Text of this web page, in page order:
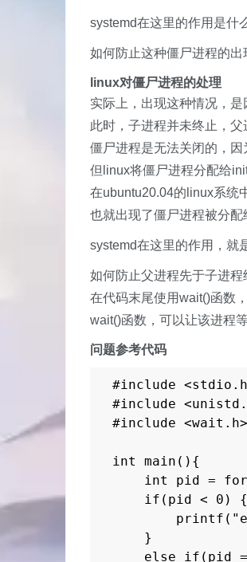
systemd在这里的作用是什
如何防止这种僵尸进程的出
linux对僵尸进程的处理
实际上，出现这种情况，是
此时，子进程并未终止，父
僵尸进程是无法关闭的，因
但linux将僵尸进程分配给
在ubuntu20.04的linux系统
也就出现了僵尸进程被分配
systemd在这里的作用，就
如何防止父进程先于子进程
在代码末尾使用wait()函数，
wait()函数，可以让该进程
问题参考代码
#include
#include
#include <wait.h>
int main(){
int pid =
    if(pid < 0) {
    }
else if(pid